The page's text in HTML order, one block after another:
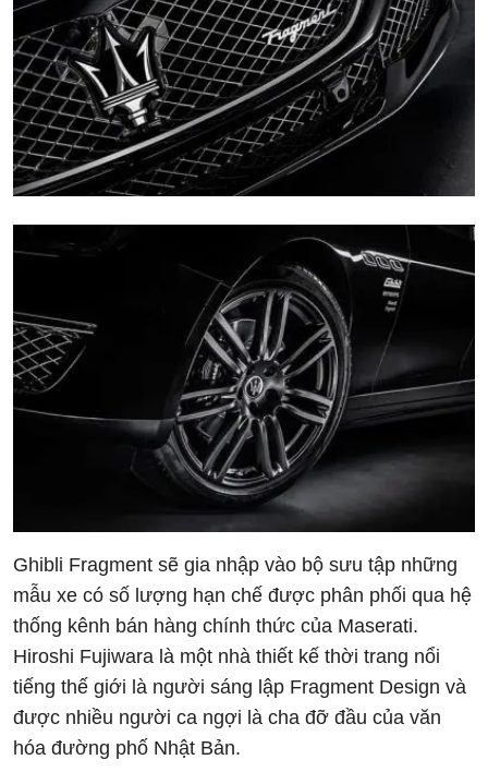
Ghibli Fragment sẽ gia nhập vào bộ sưu tập những
mẫu xe có số lượng hạn chế được phân phối qua hệ
thống kênh bán hàng chính thức của Maserati.
Hiroshi Fujiwara là một nhà thiết kế thời trang nổi
tiếng thế giới là người sáng lập Fragment Design và
được nhiều người ca ngợi là cha đỡ đầu của văn
hóa đường phố Nhật Bản.